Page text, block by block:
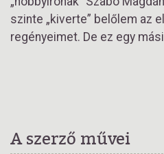
szinte „kiverte” belőlem az
regényeimet. De ez egy
A szerző művei